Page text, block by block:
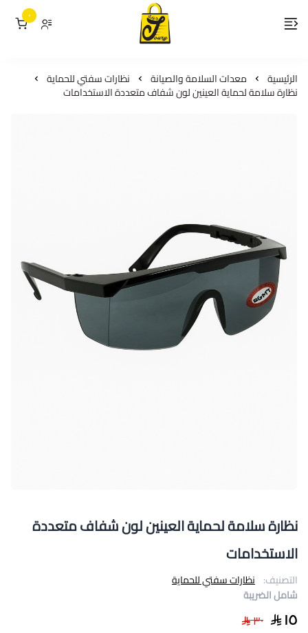
لمسات جوري
٠
الرئيسية معدات السلامة والصيانة نظارات سفتي للحماية
نظارة سلامة لحماية العينين لون شفاف متعددة الاستخدامات
نظارة سلامة لحماية العينين لون شفاف متعددة
الاستخدامات
التصنيف: نظارات سفتي للحماية
شامل الضريبة
١٥ ٣٠